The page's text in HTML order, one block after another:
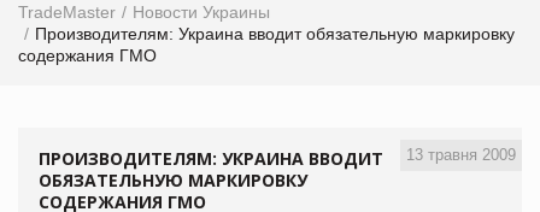
TradeMaster
Новости Украины
Производителям: Украина вводит обязательную маркировку
содержания ГМО
13 травня 2009
ПРОИЗВОДИТЕЛЯМ: УКРАИНА ВВОДИТ
ОБЯЗАТЕЛЬНУЮ МАРКИРОВКУ
СОДЕРЖАНИЯ ГМО